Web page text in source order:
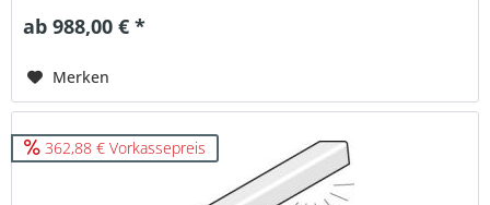
ab 988,00 € *
Merken
362,88 € Vorkassepreis